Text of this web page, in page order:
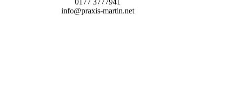
0177 3777941
info@praxis-martin.net